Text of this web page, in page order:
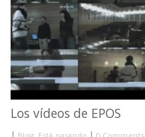
Los vídeos de EPOS